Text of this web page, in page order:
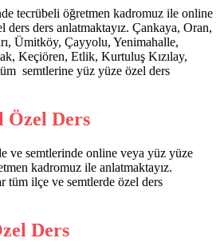
tecrübeli öğretmen kadromuz ile online
ders anlatmaktayız. Çankaya, Oran,
Ümitköy, Çayyolu, Yenimahalle,
Keçiören, Etlik, Kurtuluş Kızılay,
semtlerine yüz yüze özel ders
Ders
ve semtlerinde online veya yüz yüze
kadromuz ile anlatmaktayız.
tüm ilçe ve semtlerde özel ders
Ders